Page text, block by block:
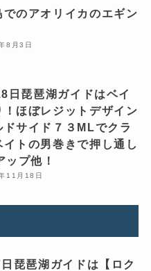
でのアオリイカのエギン
8月3日
日琵琶湖ガイドはベイ
！ほぼレジットデザイン
ドサイド７３MLでクラ
イトの男巻きで押し通し
ップ他！
11月18日
琵琶湖ガイドは【ロク